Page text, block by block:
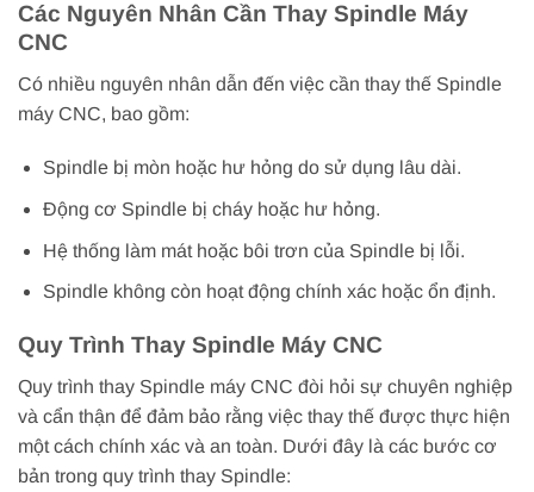
Các Nguyên Nhân Cần Thay Spindle Máy
CNC
Có nhiều nguyên nhân dẫn đến việc cần thay thế Spindle
máy CNC, bao gồm:
Spindle bị mòn hoặc hư hỏng do sử dụng lâu dài.
Động cơ Spindle bị cháy hoặc hư hỏng.
Hệ thống làm mát hoặc bôi trơn của Spindle bị lỗi.
Spindle không còn hoạt động chính xác hoặc ổn định.
Quy Trình Thay Spindle Máy CNC
Quy trình thay Spindle máy CNC đòi hỏi sự chuyên nghiệp
và cẩn thận để đảm bảo rằng việc thay thế được thực hiện
một cách chính xác và an toàn. Dưới đây là các bước cơ
bản trong quy trình thay Spindle: